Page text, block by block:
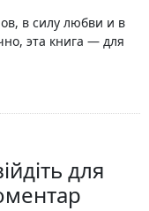
в силу любви и в
эта книга — для
для